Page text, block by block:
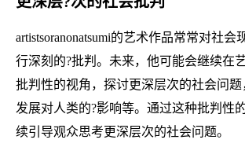
artistsoranonatsumi的艺术作品常常对社
行深刻的?批判。未来，他可能会继续在
批判性的视角，探讨更深层次的社会问
发展对人类的?影响等。通过这种批判性
续引导观众思考更深层次的社会问题。